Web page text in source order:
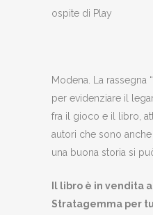
ospite di Play
Modena. La rassegna
per evidenziare il
fra il gioco e il libro,
autori che sono
una buona storia si
Il libro è in vendita
Stratagemma per